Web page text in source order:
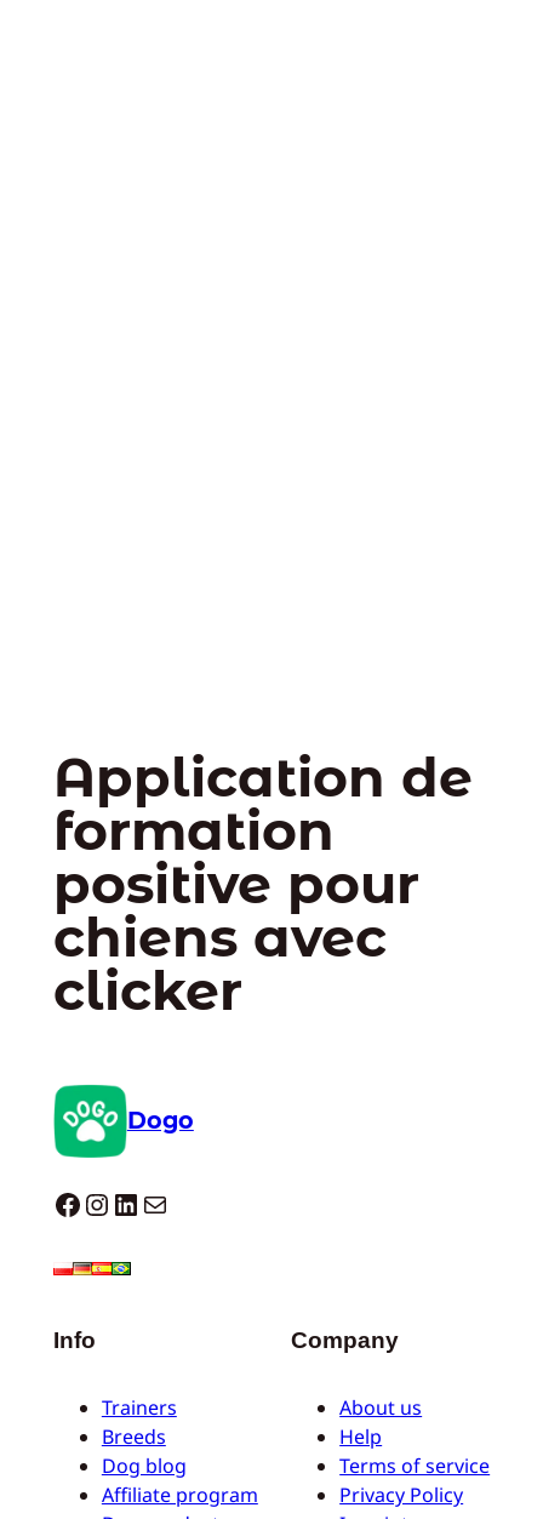
Application de
formation
positive pour
chiens avec
clicker
Dogo
Dogo facebook InstagramLinkedIn E-mail
Info
Trainers
Breeds
Dog blog
Affiliate program
Company
About us
Help
Terms of service
Privacy Policy